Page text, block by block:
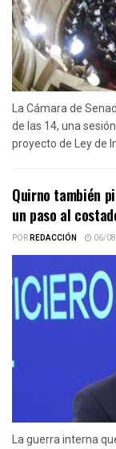
La Cámara de
de las 14, una
proyecto de Ley de
Quirno también
un paso al
PORREDACCIÓN 06/
La guerra interna